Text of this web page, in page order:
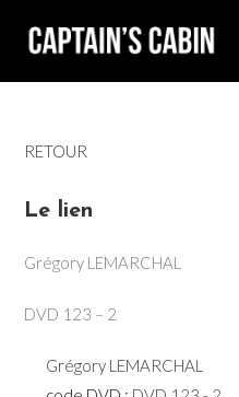
RETOUR
Le lien
Grégory LEMARCHAL
DVD 123 – 2
Grégory LEMARCHAL